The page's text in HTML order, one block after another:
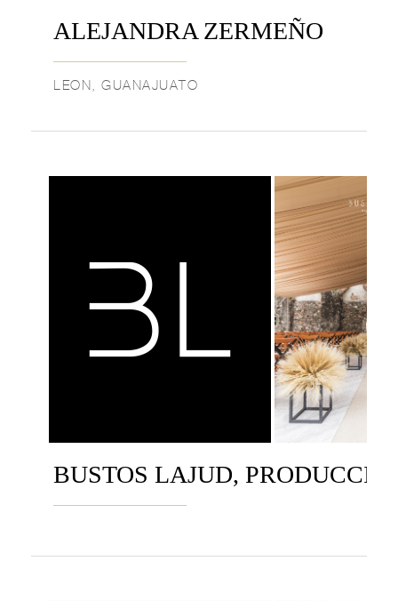
ALEJANDRA ZERMEÑO
LEON, GUANAJUATO
BUSTOS LAJUD,